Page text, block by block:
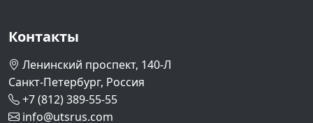
Контакты
Ленинский проспект, 140-Л
Санкт-Петербург, Россия
+7 (812) 389-55-55
info@utsrus.com